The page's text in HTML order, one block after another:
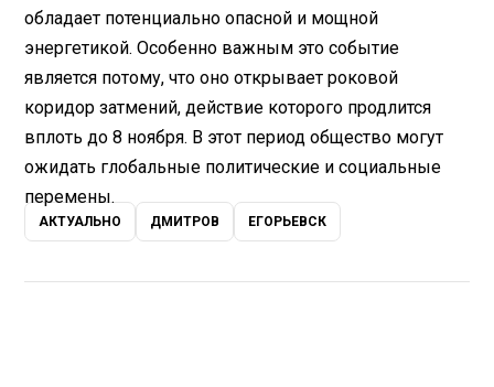
обладает потенциально опасной и мощной
энергетикой. Особенно важным это событие
является потому, что оно открывает роковой
коридор затмений, действие которого продлится
вплоть до 8 ноября. В этот период общество могут
ожидать глобальные политические и социальные
перемены.
АКТУАЛЬНО ДМИТРОВ ЕГОРЬЕВСК